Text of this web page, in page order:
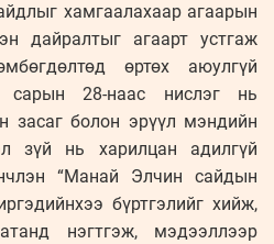
хамгаалахаар агаарын
дайралтыг агаарт устгаж
өртөх аюулгүй
сарын 28-наас нислэг нь
засаг болон эрүүл мэндийн
зүй нь харилцан адилгүй
“Манай Элчин сайдын
бүртгэлийг хийж,
нэгтгэж, мэдээллээр